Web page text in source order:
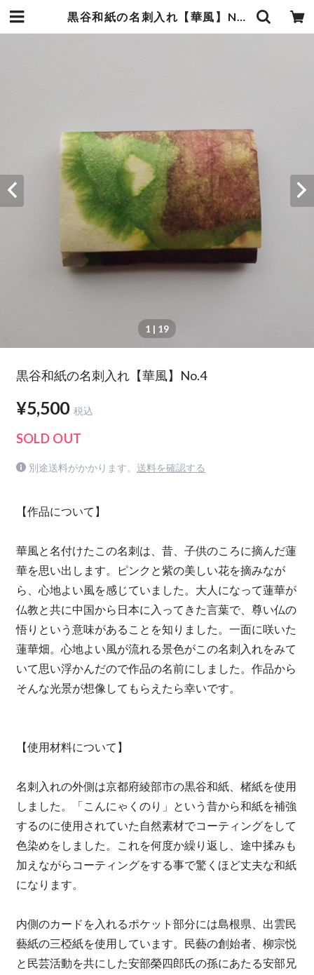
黒谷和紙の名刺入れ【華風】No.4 | 暮らしの中の和紙のかたち
1 | 19
黒谷和紙の名刺入れ【華風】No.4
¥5,500 税込
SOLD OUT
別途送料がかかります。 送料を確認する
【作品について】
華風と名付けたこの名刺は、昔、子供のころに摘んだ蓮
華を思い出します。ピンクと紫の美しい花を摘みなが
ら、心地よい風を感じていました。大人になって蓮華が
仏教と共に中国から日本に入ってきた言葉で、尊い仏の
悟りという意味があることを知りました。一面に咲いた
蓮華畑。心地よい風が流れる景色がこの名刺入れをみて
いて思い浮かんだので作品の名前にしました。作品から
そんな光景が想像してもらえたら幸いです。
【使用材料について】
名刺入れの外側は京都府綾部市の黒谷和紙、楮紙を使用
しました。「こんにゃくのり」という昔から和紙を補強
するのに使用されていた自然素材でコーティングをして
色染めをしました。これを何度か繰り返し、途中揉みも
加えながらコーティングをする事で驚くほど丈夫な和紙
になります。
内側のカードを入れるポケット部分には島根県、出雲民
藝紙の三椏紙を使用しています。民藝の創始者、柳宗悦
と民芸活動を共にした安部榮四郎氏の孫にあたる安部兄